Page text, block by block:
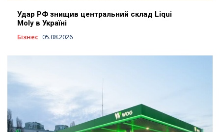
Удар РФ знищив центральний склад Liqui
Moly в Україні
Бізнес 05.08.2026